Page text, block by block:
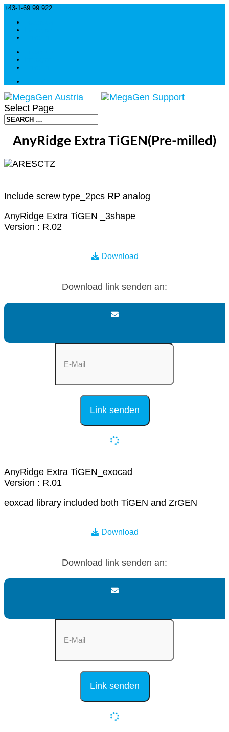
+43-1-69 99 922
Select Page
AnyRidge Extra TiGEN(Pre-milled)
Include screw type_2pcs RP analog
AnyRidge Extra TiGEN _3shape
Version : R.02
Download
Download link senden an:
AnyRidge Extra TiGEN_exocad
Version : R.01
eoxcad library included both TiGEN and ZrGEN
Download
Download link senden an: